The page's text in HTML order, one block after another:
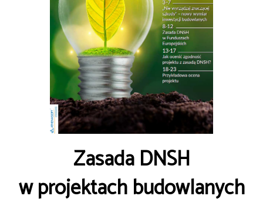
Zasada DNSH
w projektach budowlanych